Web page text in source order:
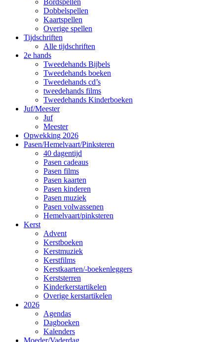
Bordspellen
Dobbelspellen
Kaartspellen
Overige spellen
Tijdschriften
Alle tijdschriften
2e hands
Tweedehands Bijbels
Tweedehands boeken
Tweedehands cd’s
tweedehands films
Tweedehands Kinderboeken
Juf/Meester
Juf
Meester
Opwekking 2026
Pasen/Hemelvaart/Pinksteren
40 dagentijd
Pasen cadeaus
Pasen films
Pasen kaarten
Pasen kinderen
Pasen muziek
Pasen volwassenen
Hemelvaart/pinksteren
Kerst
Advent
Kerstboeken
Kerstmuziek
Kerstfilms
Kerstkaarten/-boekenleggers
Kerststerren
Kinderkerstartikelen
Overige kerstartikelen
2026
Agendas
Dagboeken
Kalenders
Moeder/Vaderdag